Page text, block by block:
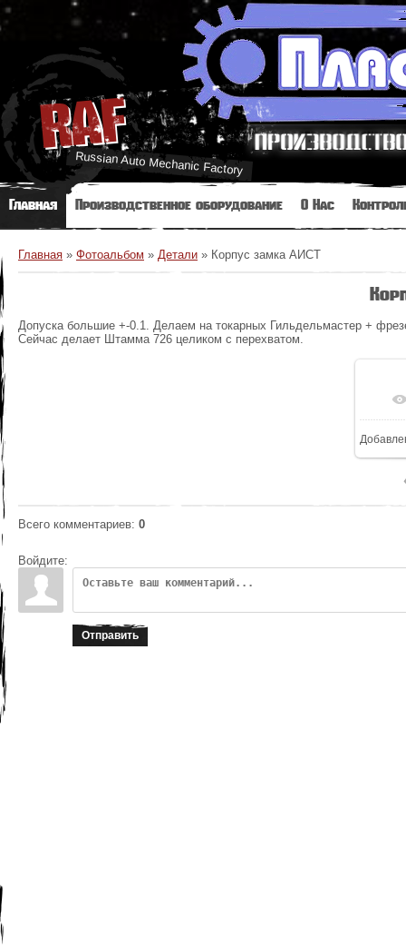
RAF
Russian Auto Mechanic Factory
Главная Производственное оборудование О Нас
Главная » Фотоальбом » Детали » Корпус замка АИСТ
Допуска большие +-0.1. Делаем на токарных Гильдельмастер +
Сейчас делает Штамма 726 целиком с перехватом.
Всего комментариев: 0
Войдите:
Отправить